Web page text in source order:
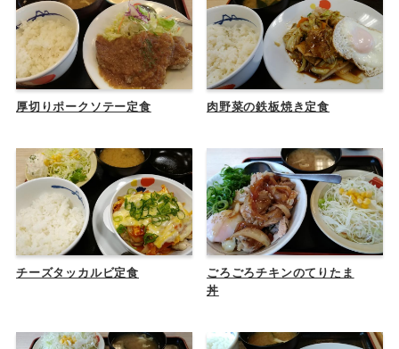
厚切りポークソテー定食 肉野菜の鉄板焼き定食
チーズタッカルビ定食
ごろごろチキンのてりたま
丼